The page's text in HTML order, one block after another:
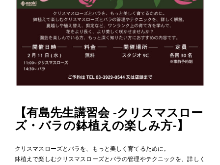
【有島先生講習会 -クリスマスロー
ズ・バラの鉢植えの楽しみ方-】
クリスマスローズとバラを、もっと美しく育てるために。
鉢植えで楽しむクリスマスローズとバラの管理やテクニックを、詳しく